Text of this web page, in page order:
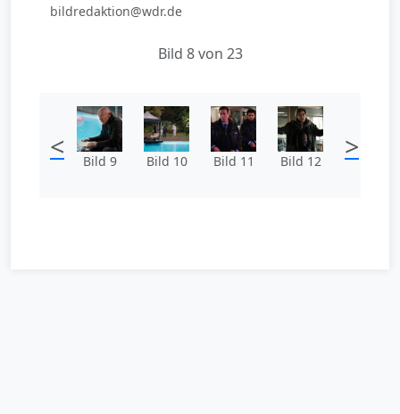
bildredaktion@wdr.de
Bild 8 von 23
< Bild 9 Bild 10 Bild 11 Bild 12 >